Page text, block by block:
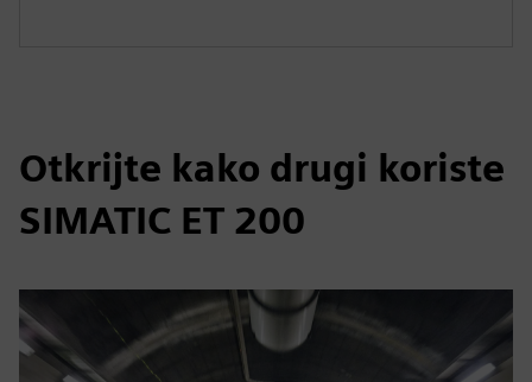
Otkrijte kako drugi koriste
SIMATIC ET 200